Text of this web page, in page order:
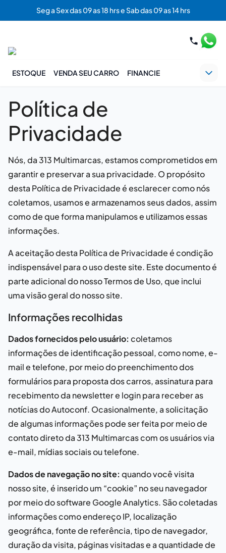
Seg a Sex das 09 as 18 hrs e Sab das 09 as 14 hrs
ESTOQUE VENDA SEU CARRO FINANCIE
Política de
Privacidade
Nós, da313 Multimarcas, estamos comprometidos em
garantir e preservar a sua privacidade. O propósito
desta Política de Privacidade é esclarecer como nós
coletamos, usamos e armazenamos seus dados, assim
como de que forma manipulamos e utilizamos essas
informações.
A aceitação desta Política de Privacidade é condição
indispensável para o uso deste site. Este documento é
parte adicional do nosso Termos de Uso, que inclui
uma visão geral do nosso site.
Informações recolhidas
Dados fornecidos pelo usuário: coletamos
informações de identificação pessoal, como nome, e-
mail e telefone, por meio do preenchimento dos
formulários para propostados carros, assinatura para
recebimento da newsletter e login para receber as
notícias do Autoconf. Ocasionalmente, a solicitação
de algumas informações pode ser feita por meio de
contato direto da313 Multimarcascom os usuários via
e-mail, mídias sociais ou telefone.
Dados de navegação no site: quando você visita
nosso site, é inserido um “cookie” no seu navegador
por meio do software Google Analytics. São coletadas
informações como endereço IP, localização
geográfica, fonte de referência, tipo de navegador,
duração da visita, páginas visitadas e a quantidade de